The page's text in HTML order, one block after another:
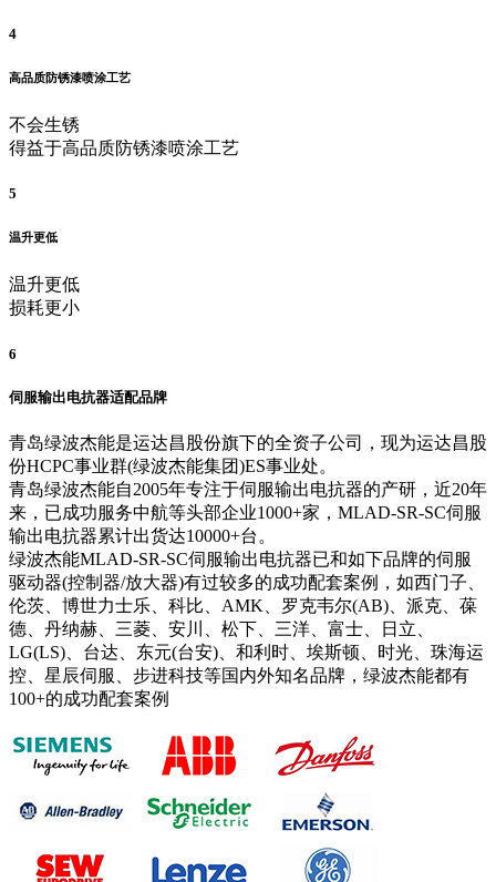
4
高品质防锈漆喷涂工艺
不会生锈
得益于高品质防锈漆喷涂工艺
5
温升更低
温升更低
损耗更小
6
伺服输出电抗器适配品牌
青岛绿波杰能是运达昌股份旗下的全资子公司，现为运达昌股
份HCPC事业群(绿波杰能集团)ES事业处。
青岛绿波杰能自2005年专注于伺服输出电抗器的产研，近20年
来，已成功服务中航等头部企业1000+家，MLAD-SR-SC伺服
输出电抗器累计出货达10000+台。
绿波杰能MLAD-SR-SC伺服输出电抗器已和如下品牌的伺服
驱动器(控制器/放大器)有过较多的成功配套案例，如西门子、
伦茨、博世力士乐、科比、AMK、罗克韦尔(AB)、派克、葆
德、丹纳赫、三菱、安川、松下、三洋、富士、日立、
LG(LS)、台达、东元(台安)、和利时、埃斯顿、时光、珠海运
控、星辰伺服、步进科技等国内外知名品牌，绿波杰能都有
100+的成功配套案例